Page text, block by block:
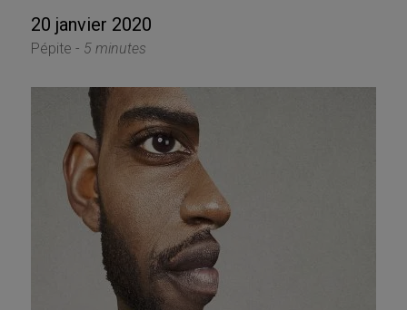
20 janvier 2020
Pépite - 5 minutes